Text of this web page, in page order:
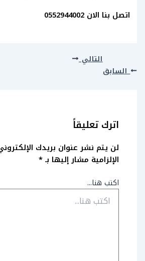
اتصل بنا الان 0552944002
السابق
التالي
اترك تعليقاً
لن يتم نشر عنوان بريدك
الإلزامية مشار إليها بـ*
اكتب هنا...